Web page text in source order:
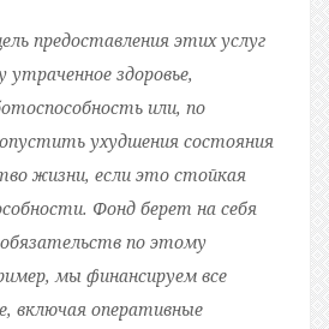
предоставления этих услуг
утраченное здоровье,
или, по
ухудшения состояния
жизни, если это стойкая
Фонд берет на себя
по этому
мы финансируем все
включая оперативные